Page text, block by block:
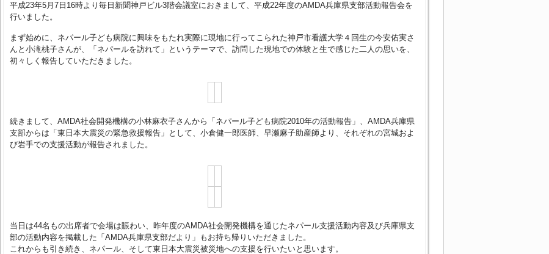
平成23年5月7日16時より毎日新聞神戸ビル3階会議室におきまして、平成22年度のAMDA兵庫県支部活動報告会を
行いました。
まず始めに、ネパール子ども病院に興味をもたれ実際に現地に行ってこられた神戸市看護大学４回生の今安佑実さ
んと小滝桃子さんが、「ネパールを訪れて」というテーマで、訪問した現地での体験と生で感じた二人の思いを、
初々しく報告していただきました。
続きまして、AMDA社会開発機構の小林麻衣子さんから「ネパール子ども病院2010年の活動報告」、AMDA兵庫県
支部からは「東日本大震災の緊急救援報告」として、小倉健一郎医師、早瀬麻子助産師より、それぞれの宮城およ
び岩手での支援活動が報告されました。
当日は44名もの出席者で会場は賑わい、昨年度のAMDA社会開発機構を通じたネパール支援活動内容及び兵庫県支
部の活動内容を掲載した「AMDA兵庫県支部だより」もお持ち帰りいただきました。
これからも引き続き、ネパール、そして東日本大震災被災地への支援を行いたいと思います。